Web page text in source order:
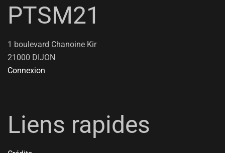
PTSM21
1 boulevard Chanoine Kir
21000 DIJON
Connexion
Liens rapides